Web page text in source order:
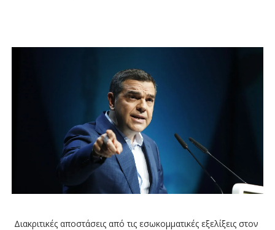
Διακριτικές αποστάσεις από τις εσωκομματικές εξελίξεις στον